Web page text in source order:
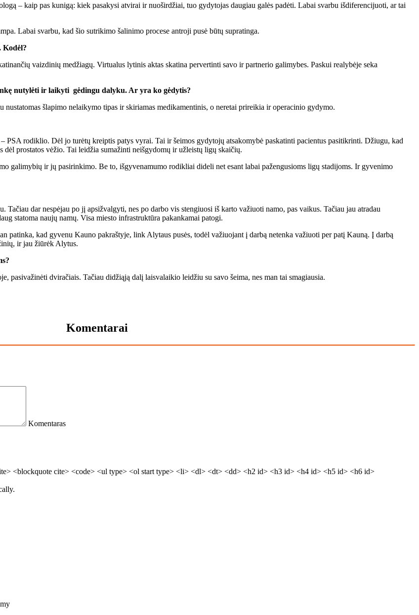
– kaip pas kunigą: kiek pasakysi atvirai ir nuoširdžiai, tuo gydytojas daugiau galės padėti. Labai svarbu išdiferencijuoti, ar tai
Labai svarbu, kad šio sutrikimo šalinimo procese antroji pusė būtų supratinga.
Kodėl?
vaizdinių medžiagų. Virtualus lytinis aktas skatina pervertinti savo ir partnerio galimybes. Paskui realybėje seka
nutylėti ir laikyti gėdingu dalyku. Ar yra ko gėdytis?
šlapimo nelaikymo tipas ir skiriamas medikamentinis, o neretai prireikia ir operacinio gydymo.
rodiklio. Dėl jo turėtų kreiptis patys vyrai. Tai ir šeimos gydytojų atsakomybė paskatinti pacientus pasitikrinti. Džiugu, kad
prostatos vėžio. Tai leidžia sumažinti neišgydomų ir užleistų ligų skaičių.
galimybių ir jų pasirinkimo. Be to, išgyvenamumo rodikliai dideli net esant labai pažengusioms ligų stadijoms. Ir gyvenimo
dar nespėjau po jį apsižvalgyti, nes po darbo vis stengiuosi iš karto važiuoti namo, pas vaikus. Tačiau jau atradau
statoma naujų namų. Visa miesto infrastruktūra pakankamai patogi.
patinka, kad gyvenu Kauno pakraštyje, link Alytaus pusės, todėl važiuojant į darbą netenka važiuoti per patį Kauną. Į darbą
ir jau žiūrėk Alytus.
pasivažinėti dviračiais. Tačiau didžiąją dalį laisvalaikio leidžiu su savo šeima, nes man tai smagiausia.
Komentarai
Komentaras
<blockquote cite> <code> <ul type> <ol start type> <li> <dl> <dt> <dd> <h2 id> <h3 id> <h4 id> <h5 id> <h6 id>